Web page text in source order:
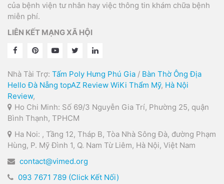
của bệnh viện tư nhân hay việc thông tin khám chữa bệnh
miễn phí.
LIÊN KẾT MẠNG XÃ HỘI
Nhà Tài Trợ: Tấm Poly Hưng Phú Gia / Bàn Thờ Ông Địa
Hello Đà Nẵng topAZ Review WiKi Thẩm Mỹ, Hà Nội
Review,
Ho Chi Minh: Số 69/3 Nguyễn Gia Trí, Phường 25, quận
Bình Thạnh, TPHCM
Ha Noi: , Tầng 12, Tháp B, Tòa Nhà Sông Đà, đường Phạm
Hùng, P. Mỹ Đình 1, Q. Nam Từ Liêm, Hà Nội, Việt Nam
contact@vimed.org
093 7671 789 (Click Kết Nối)